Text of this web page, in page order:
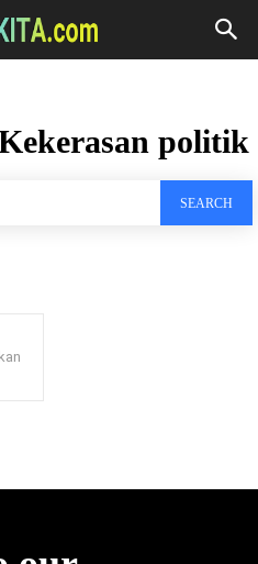
politik
SEARCH